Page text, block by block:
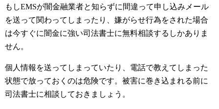
もしEMSが闇金融業者と知らずに間違って申し込みメール
を送って関わってしまったり、嫌がらせ行為をされた場合
は今すぐに闇金に強い司法書士に無料相談するしかありま
せん。
個人情報を送ってしまっていたり、電話で教えてしまった
状態で放っておくのは危険です。被害に巻き込まれる前に
司法書士に相談しておきましょう。